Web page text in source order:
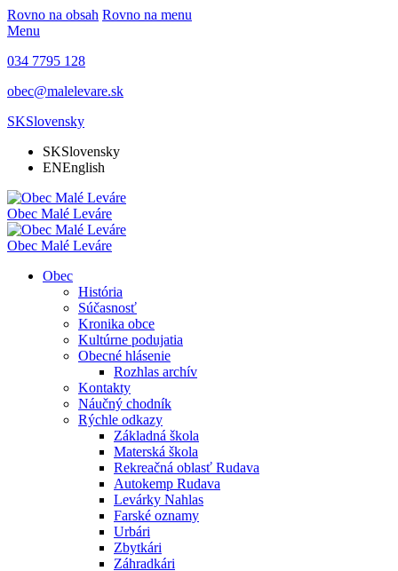
Rovno na obsah Rovno na menu
Menu
034 7795 128
obec@malelevare.sk
SKSlovensky
SKSlovensky
ENEnglish
Obec Malé Leváre
Obec Malé Leváre
Obec
História
Súčasnosť
Kronika obce
Kultúrne podujatia
Obecné hlásenie
Rozhlas archív
Kontakty
Náučný chodník
Rýchle odkazy
Základná škola
Materská škola
Rekreačná oblasť Rudava
Autokemp Rudava
Levárky Nahlas
Farské oznamy
Urbári
Zbytkári
Záhradkári